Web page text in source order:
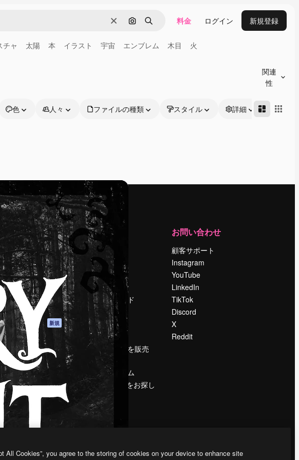
消去 画像で検索
検索 料金 ログイン 新規登録
チャ 太陽 本 イラスト 宇宙 エンブレム 木目 火
関連
性
色 人々 ファイルの種類 スタイル 詳細
はじめに
Academy
ドキュメント
サポート
利用規約
プライバシーポリ
シー
オリジナル
新規
クッキーポリシー
トラストセンター
アフィリエイト
法人向け
運営
料金
会社概要
Reviews
採用情報
検索トレンド
ブログ
イベント
Slidesgo
コンテンツを販売
する
プレスルーム
magnific.aiをお探し
ですか？
お問い合わせ
顧客サポート
Instagram
YouTube
LinkedIn
TikTok
Discord
X
Reddit
All Cookies”, you agree to the storing of cookies on your device to enhance site